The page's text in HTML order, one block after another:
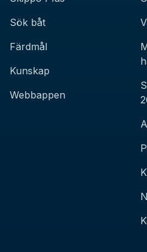
Sök båt
Färdmål
Kunskap
Webbappen